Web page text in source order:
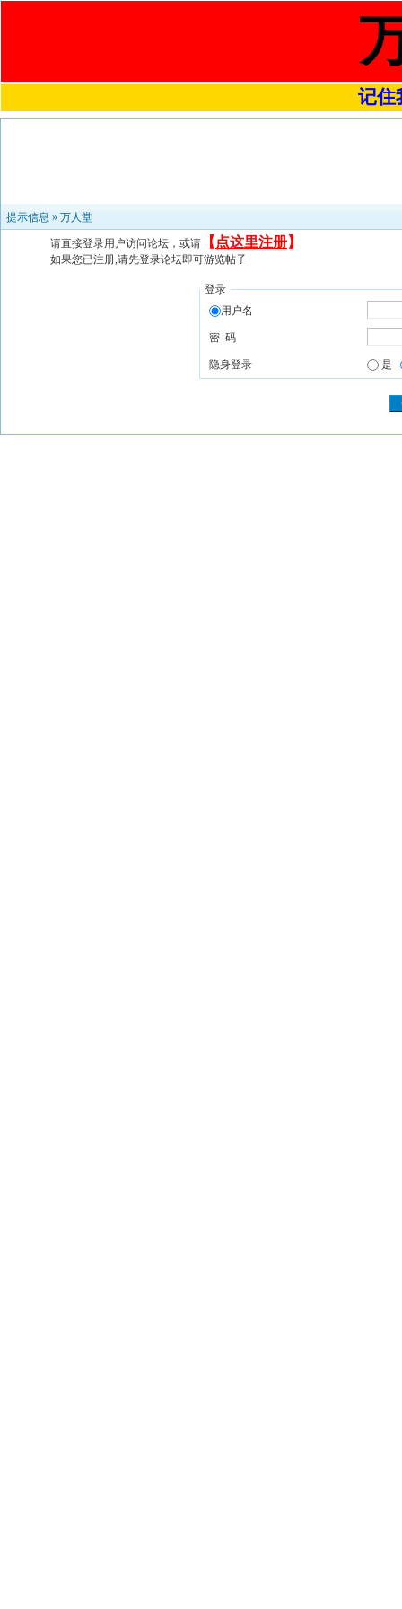
记住
提示信息 » 万人堂
请直接登录用户访问论坛，或请 【 点这里注册】
如果您已注册,请先登录论坛即可游览帖子
登录
用户名
密 码
隐身登录 是